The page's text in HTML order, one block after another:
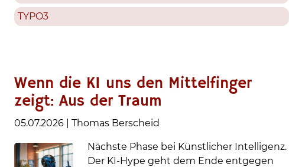
TYPO3
Wenn die KI uns den Mittelfinger
zeigt: Aus der Traum
05.07.2026 Thomas Berscheid
Nächste Phase bei Künstlicher Intelligenz.
Der KI-Hype geht dem Ende entgegen